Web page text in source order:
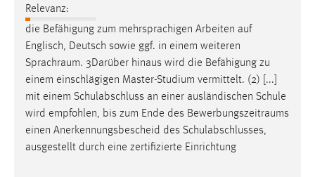
Relevanz:
die Befähigung zum mehrsprachigen Arbeiten auf
Englisch, Deutsch sowie ggf. in einem weiteren
Sprachraum. 3Darüber hinaus wird die Befähigung zu
einem einschlägigen Master-Studium vermittelt. (2) [...]
mit einem Schulabschluss an einer ausländischen Schule
wird empfohlen, bis zum Ende des Bewerbungszeitraums
einen Anerkennungsbescheid des Schulabschlusses,
ausgestellt durch eine zertifizierte Einrichtung